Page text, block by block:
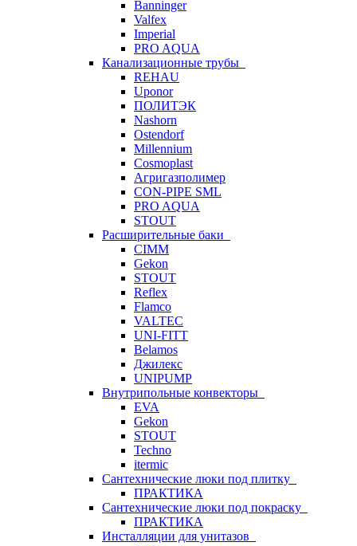
Banninger
Valfex
Imperial
PRO AQUA
Канализационные трубы
REHAU
Uponor
ПОЛИТЭК
Nashorn
Ostendorf
Millennium
Cosmoplast
Агригазполимер
CON-PIPE SML
PRO AQUA
STOUT
Расширительные баки
CIMM
Gekon
STOUT
Reflex
Flamco
VALTEC
UNI-FITT
Belamos
Джилекс
UNIPUMP
Внутрипольные конвекторы
EVA
Gekon
STOUT
Techno
itermic
Сантехнические люки под плитку
ПРАКТИКА
Сантехнические люки под покраску
ПРАКТИКА
Инсталляции для унитазов